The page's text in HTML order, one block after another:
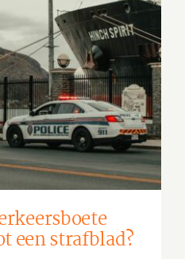
automatisch
een strafblad?